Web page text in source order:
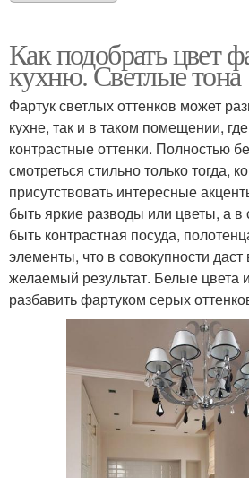
Как подобрать цвет
кухню. Светлые тона
Фартук светлых оттенков может
кухне, так и в таком помещении,
контрастные оттенки. Полностью
смотреться стильно только тогда,
присутствовать интересные
быть яркие разводы или цветы, а в
быть контрастная посуда,
элементы, что в совокупности
желаемый результат. Белые цвета
разбавить фартуком серых